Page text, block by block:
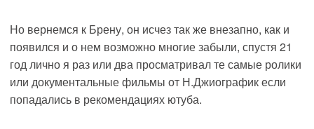
Но вернемся к Брену, он исчез так же внезапно, как и
появился и о нем возможно многие забыли, спустя 21
год лично я раз или два просматривал те самые ролики
или документальные фильмы от Н.Джиографик если
попадались в рекомендациях ютуба.